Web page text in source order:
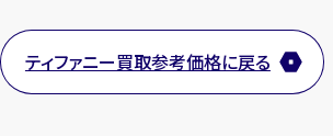
します
まずはお電話で無料査定
ティファニー買取参考価格に戻る